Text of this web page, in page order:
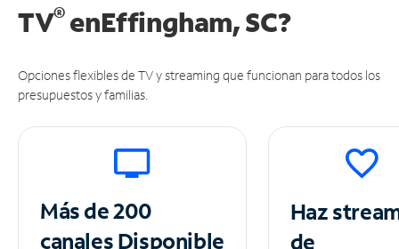
TV®enEffingham, SC?
Opciones flexibles de TV y streaming que funcionan para todos los
presupuestos y familias.
Más de 200
canalesDisponible
Haz
de